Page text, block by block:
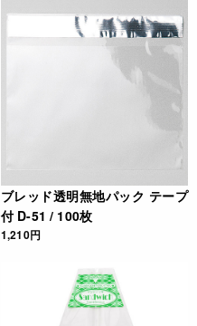
ブレッド透明無地パック テープ
付 D-51 / 100枚
1,210円